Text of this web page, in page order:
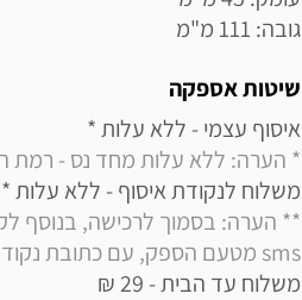
גובה: 111 מ"מ
שיטות אספקה
איסוף עצמי - ללא עלות *
* הערה: ללא עלות מחד נס - רמת הגולן,
משלוח לנקודת איסוף - ללא עלות
sms מטעם הספק, עם כתובת נקודת האיסוף הקרובה למקום מגוריך
משלוח עד הבית - 29 ₪